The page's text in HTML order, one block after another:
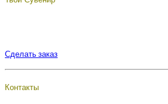
Сделать заказ
Контакты